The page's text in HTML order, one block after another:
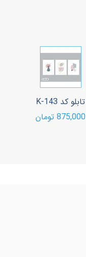
تابلو کد K-143
875,000 تومان